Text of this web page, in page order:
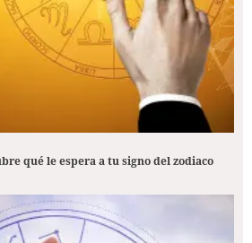
qué le espera a tu signo del zodiaco